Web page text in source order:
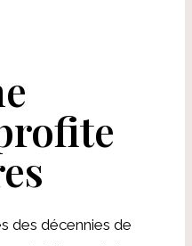
des décennies de